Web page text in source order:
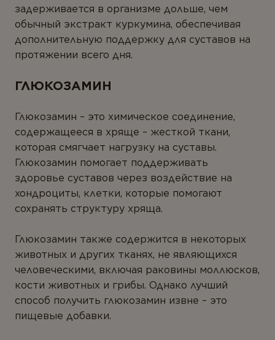
задерживается в организме дольше, чем
обычный экстракт куркумина, обеспечивая
дополнительную поддержку для суставов на
протяжении всего дня.
ГЛЮКОЗАМИН
Глюкозамин – это химическое соединение,
содержащееся в хряще – жесткой ткани,
которая смягчает нагрузку на суставы.
Глюкозамин помогает поддерживать
здоровье суставов через воздействие на
хондроциты, клетки, которые помогают
сохранять структуру хряща.
Глюкозамин также содержится в некоторых
животных и других тканях, не являющихся
человеческими, включая раковины моллюсков,
кости животных и грибы. Однако лучший
способ получить глюкозамин извне – это
пищевые добавки.